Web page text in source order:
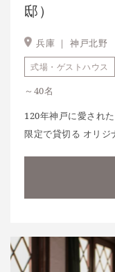
邸）
兵庫 ｜ 神戸北野
式場・ゲストハウス
～40名
120年神戸に愛され
限定で貸切る オリジ